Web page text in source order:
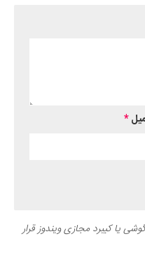
*
یا کیبرد مجازی ویندوز قرار